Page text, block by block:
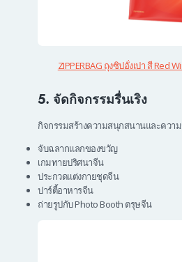
ZIPPERBAG ถุงซิปอั่งเปา สี Red
5. จัดกิจกรรมรื่นเริง
กิจกรรมสร้างความสนุกสนานและควา
จับฉลากแลกของขวัญ
เกมทายปริศนาจีน
ประกวดแต่งกายชุดจีน
ปาร์ตี้อาหารจีน
ถ่ายรูปกับ Photo Booth ตรุษจีน